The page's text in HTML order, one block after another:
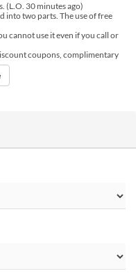
(L.O. 30 minutes ago)
into two parts. The use of free
cannot use it even if you call or
coupons, complimentary